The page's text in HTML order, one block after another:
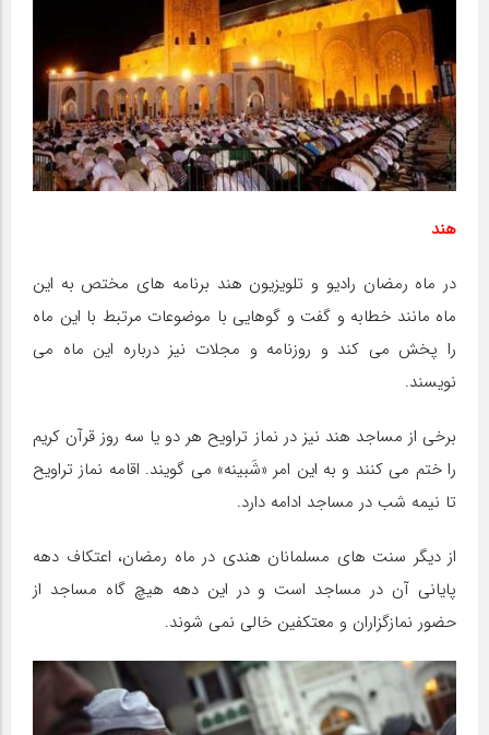
هند
در ماه رمضان رادیو و تلویزیون هند برنامه های مختص به این
ماه مانند خطابه و گفت و گوهایی با موضوعات مرتبط با این ماه
را پخش می کند و روزنامه و مجلات نیز درباره این ماه می
نویسند.
برخی از مساجد هند نیز در نماز تراویح هر دو یا سه روز قرآن کریم
را ختم می کنند و به این امر «شَبینه» می گویند. اقامه نماز تراویح
تا نیمه شب در مساجد ادامه دارد.
از دیگر سنت های مسلمانان هندی در ماه رمضان، اعتکاف دهه
پایانی آن در مساجد است و در این دهه هیچ گاه مساجد از
حضور نمازگزاران و معتکفین خالی نمی شوند.